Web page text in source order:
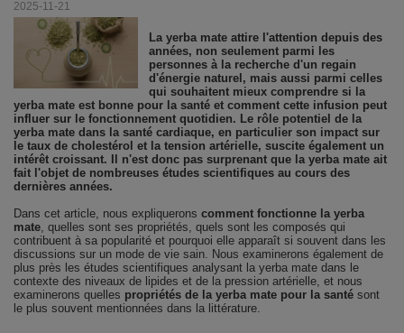
2025-11-21
La yerba mate attire l'attention depuis des
années, non seulement parmi les
personnes à la recherche d'un regain
d'énergie naturel, mais aussi parmi celles
qui souhaitent mieux comprendre si la
yerba mate est bonne pour la santé et comment cette infusion peut
influer sur le fonctionnement quotidien. Le rôle potentiel de la
yerba mate dans la santé cardiaque, en particulier son impact sur
le taux de cholestérol et la tension artérielle, suscite également un
intérêt croissant. Il n'est donc pas surprenant que la yerba mate ait
fait l'objet de nombreuses études scientifiques au cours des
dernières années.
Dans cet article, nous expliquerons comment fonctionne la yerba
mate, quelles sont ses propriétés, quels sont les composés qui
contribuent à sa popularité et pourquoi elle apparaît si souvent dans les
discussions sur un mode de vie sain. Nous examinerons également de
plus près les études scientifiques analysant la yerba mate dans le
contexte des niveaux de lipides et de la pression artérielle, et nous
examinerons quelles propriétés de la yerba mate pour la santé sont
le plus souvent mentionnées dans la littérature.